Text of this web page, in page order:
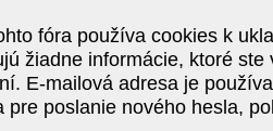
fóra používa cookies k
žiadne informácie, ktoré
E-mailová adresa je
pre poslanie nového hesla,